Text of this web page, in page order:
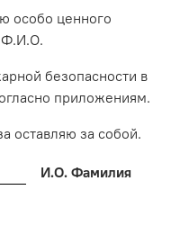
особо ценного
Ф.И.О.
безопасности в
приложениям.
оставляю за собой.
И.О. Фамилия